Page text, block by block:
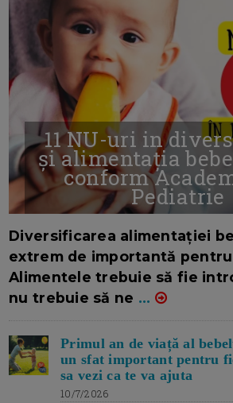
11 NU-uri in
și alimentația
conform
Pediatrie
Diversificarea alimentației
extrem de importantă
Alimentele trebuie să fie
nu trebuie să ne ...
Primul an de viață al
un sfat important pentru
sa vezi ca te va ajuta
10/7/2026